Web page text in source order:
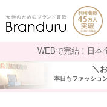
WEBで完結！日本
＼
本日もファッショ